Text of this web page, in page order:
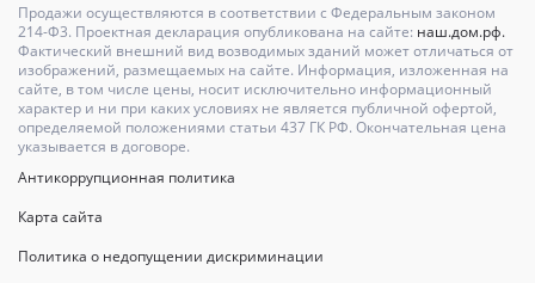
Продажи осуществляются в соответствии с Федеральным законом
214-Ф3. Проектная декларация опубликована на сайте: наш.дом.рф.
Фактический внешний вид возводимых зданий может отличаться от
изображений, размещаемых на сайте. Информация, изложенная на
сайте, в том числе цены, носит исключительно информационный
характер и ни при каких условиях не является публичной офертой,
определяемой положениями статьи 437 ГК РФ. Окончательная цена
указывается в договоре.
Антикоррупционная политика
Карта сайта
Политика о недопущении дискриминации